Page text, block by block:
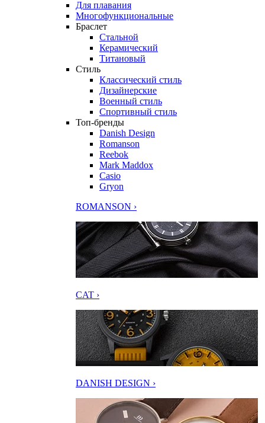
Для плавания
Многофункциональные
Браслет
Стальной
Керамический
Титановый
Стиль
Классический стиль
Дизайнерские
Военный стиль
Спортивный стиль
Топ-бренды
Danish Design
Romanson
Reebok
Mark Maddox
Casio
Gryon
ROMANSON ›
CAT ›
DANISH DESIGN ›